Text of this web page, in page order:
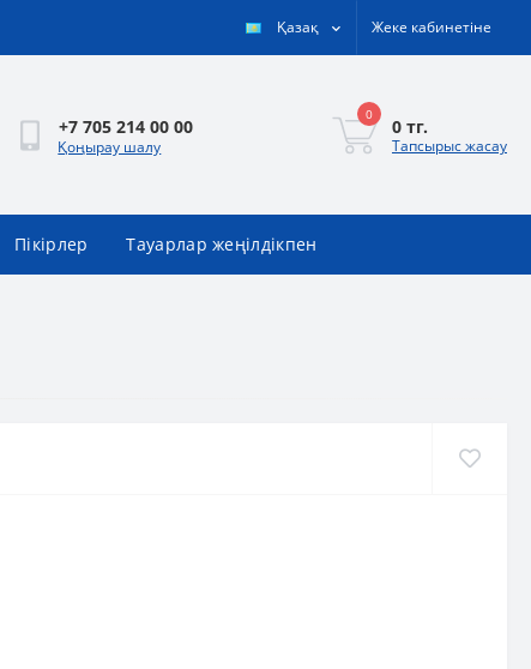
Қазақ Жеке кабинетіне
+7 705 214 00 00
Қоңырау шалу
0
0 тг.
Тапсырыс жасау
Пікірлер Тауарлар жеңілдікпен